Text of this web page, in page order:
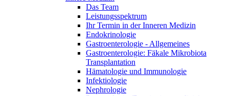
Das Team
Leistungsspektrum
Ihr Termin in der Inneren Medizin
Endokrinologie
Gastroenterologie - Allgemeines
Gastroenterologie: Fäkale Mikrobiota
Transplantation
Hämatologie und Immunologie
Infektiologie
Nephrologie